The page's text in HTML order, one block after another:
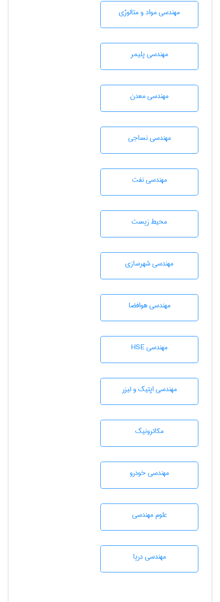
مهندسی مواد و متالوژی
مهندسی پليمر
مهندسی معدن
مهندسي نساجی
مهندسی نفت
محيط زيست
مهندسی شهرسازی
مهندسی هوافضا
مهندسی HSE
مهندسی اپتیک و لیزر
مکاترونیک
مهندسی خودرو
علوم مهندسی
مهندسی دریا